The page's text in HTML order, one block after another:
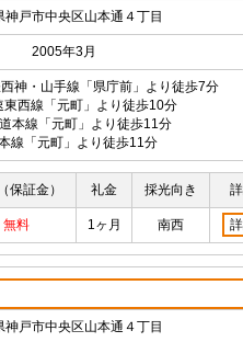
神戸市中央区山本通４丁目
2005年3月
神・山手線「県庁前」より徒歩7分
東西線「元町」より徒歩10分
本線「元町」より徒歩11分
線「元町」より徒歩11分
保証金） 礼金 採光向き
無料 1ヶ月 南西
神戸市中央区山本通４丁目